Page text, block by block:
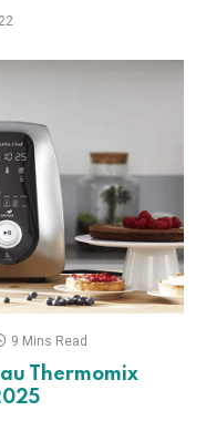
9 Mins Read
Thermomix